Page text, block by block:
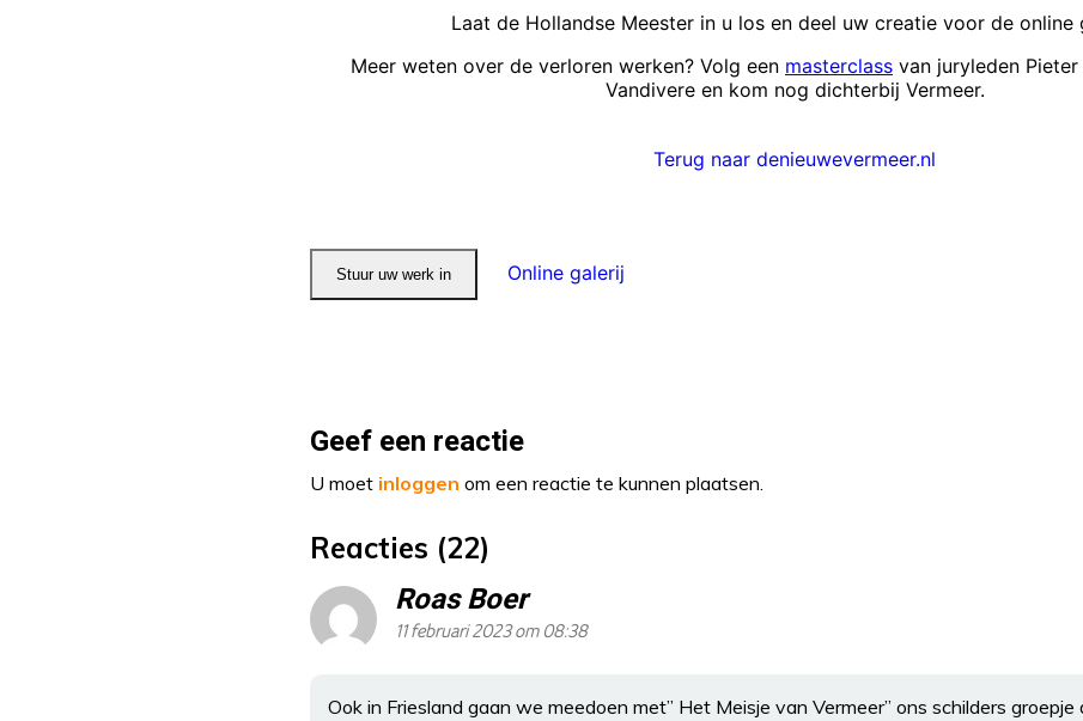
Geef een reactie
U moet inloggen om een reactie te kunnen plaatsen.
Reacties (22)
Roas Boer
11 februari 2023 om 08:38
Ook in Friesland gaan we meedoen met” Het Meisje van Vermeer” ons schilders